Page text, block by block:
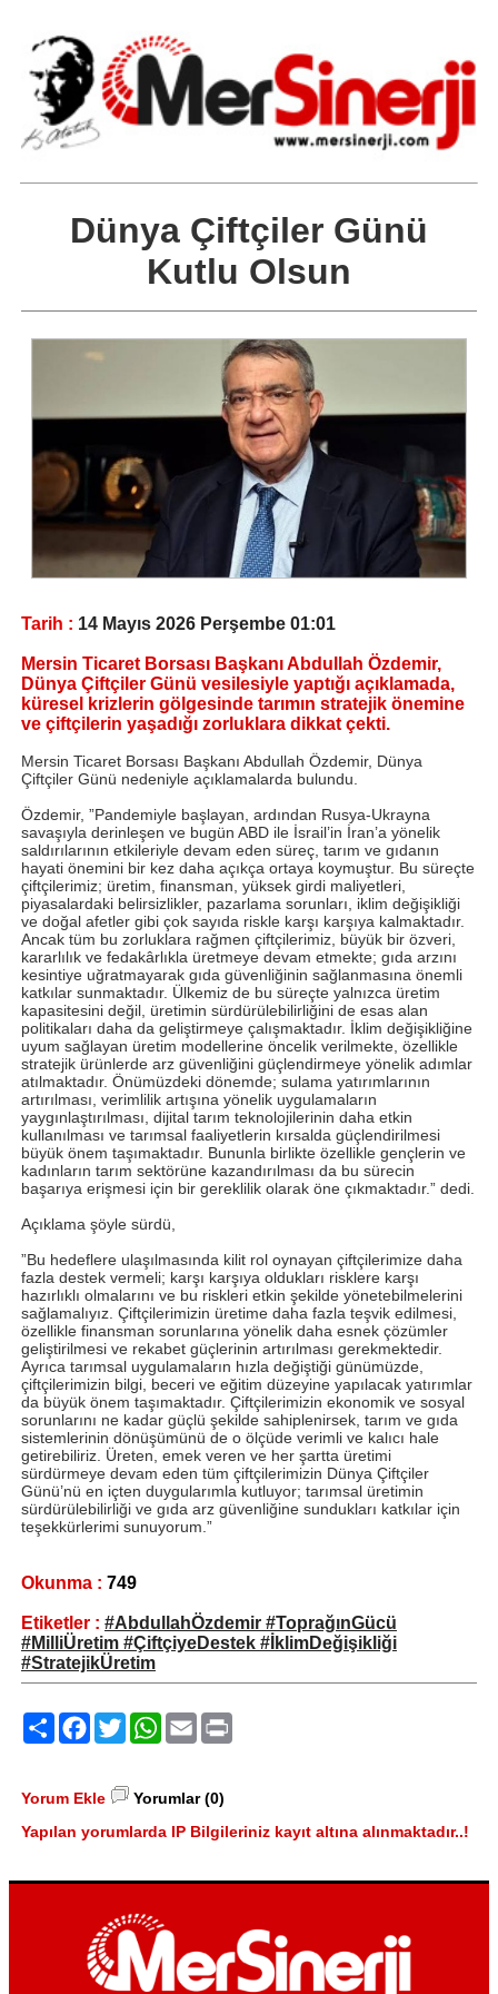
Dünya Çiftçiler Günü
Kutlu Olsun
Tarih : 14 Mayıs 2026 Perşembe 01:01
Mersin Ticaret Borsası Başkanı Abdullah Özdemir,
Dünya Çiftçiler Günü vesilesiyle yaptığı açıklamada,
küresel krizlerin gölgesinde tarımın stratejik önemine
ve çiftçilerin yaşadığı zorluklara dikkat çekti.
Mersin Ticaret Borsası Başkanı Abdullah Özdemir, Dünya
Çiftçiler Günü nedeniyle açıklamalarda bulundu.
Özdemir, ”Pandemiyle başlayan, ardından Rusya-Ukrayna
savaşıyla derinleşen ve bugün ABD ile İsrail’in İran’a yönelik
saldırılarının etkileriyle devam eden süreç, tarım ve gıdanın
hayati önemini bir kez daha açıkça ortaya koymuştur. Bu süreçte
çiftçilerimiz; üretim, finansman, yüksek girdi maliyetleri,
piyasalardaki belirsizlikler, pazarlama sorunları, iklim değişikliği
ve doğal afetler gibi çok sayıda riskle karşı karşıya kalmaktadır.
Ancak tüm bu zorluklara rağmen çiftçilerimiz, büyük bir özveri,
kararlılık ve fedakârlıkla üretmeye devam etmekte; gıda arzını
kesintiye uğratmayarak gıda güvenliğinin sağlanmasına önemli
katkılar sunmaktadır. Ülkemiz de bu süreçte yalnızca üretim
kapasitesini değil, üretimin sürdürülebilirliğini de esas alan
politikaları daha da geliştirmeye çalışmaktadır. İklim değişikliğine
uyum sağlayan üretim modellerine öncelik verilmekte, özellikle
stratejik ürünlerde arz güvenliğini güçlendirmeye yönelik adımlar
atılmaktadır. Önümüzdeki dönemde; sulama yatırımlarının
artırılması, verimlilik artışına yönelik uygulamaların
yaygınlaştırılması, dijital tarım teknolojilerinin daha etkin
kullanılması ve tarımsal faaliyetlerin kırsalda güçlendirilmesi
büyük önem taşımaktadır. Bununla birlikte özellikle gençlerin ve
kadınların tarım sektörüne kazandırılması da bu sürecin
başarıya erişmesi için bir gereklilik olarak öne çıkmaktadır.” dedi.
Açıklama şöyle sürdü,
”Bu hedeflere ulaşılmasında kilit rol oynayan çiftçilerimize daha
fazla destek vermeli; karşı karşıya oldukları risklere karşı
hazırlıklı olmalarını ve bu riskleri etkin şekilde yönetebilmelerini
sağlamalıyız. Çiftçilerimizin üretime daha fazla teşvik edilmesi,
özellikle finansman sorunlarına yönelik daha esnek çözümler
geliştirilmesi ve rekabet güçlerinin artırılması gerekmektedir.
Ayrıca tarımsal uygulamaların hızla değiştiği günümüzde,
çiftçilerimizin bilgi, beceri ve eğitim düzeyine yapılacak yatırımlar
da büyük önem taşımaktadır. Çiftçilerimizin ekonomik ve sosyal
sorunlarını ne kadar güçlü şekilde sahiplenirsek, tarım ve gıda
sistemlerinin dönüşümünü de o ölçüde verimli ve kalıcı hale
getirebiliriz. Üreten, emek veren ve her şartta üretimi
sürdürmeye devam eden tüm çiftçilerimizin Dünya Çiftçiler
Günü’nü en içten duygularımla kutluyor; tarımsal üretimin
sürdürülebilirliği ve gıda arz güvenliğine sundukları katkılar için
teşekkürlerimi sunuyorum.”
Okunma : 749
Etiketler : #AbdullahÖzdemir #ToprağınGücü
#MilliÜretim #ÇiftçiyeDestek #İklimDeğişikliği
#StratejikÜretim
PaylaşFacebook
TwitterWhatsApp
Email
Yorum Ekle
Yorumlar (0)
Yapılan yorumlarda IP Bilgileriniz kayıt altına alınmaktadır..!